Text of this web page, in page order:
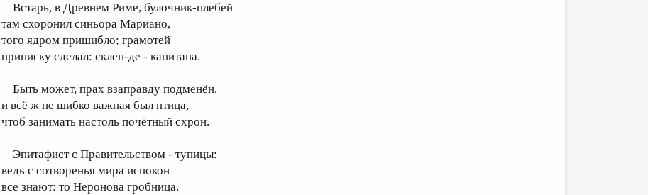
Встарь, в Древнем Риме, булочник-плебей
там схоронил синьора Мариано,
того ядром пришибло; грамотей
приписку сделал: склеп-де - капитана.
Быть может, прах взаправду подменён,
и всё ж не шибко важная был птица,
чтоб занимать настоль почётный схрон.
Эпитафист с Правительством - тупицы:
ведь с сотворенья мира испокон
все знают: то Неронова гробница.